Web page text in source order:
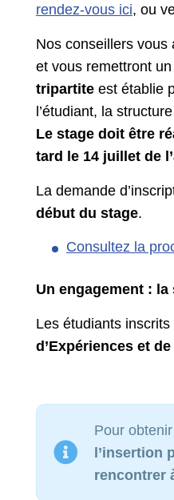
rendez-vous ici, ou
Nos conseillers vous
et vous remettront
tripartite est établie
l’étudiant, la
Le stage doit être
tard le 14 juillet de
La demande
début du stage.
Consultez la
Un engagement : la
Les étudiants inscrits
d’Expériences et
Pour
l’insertion
rencontrer